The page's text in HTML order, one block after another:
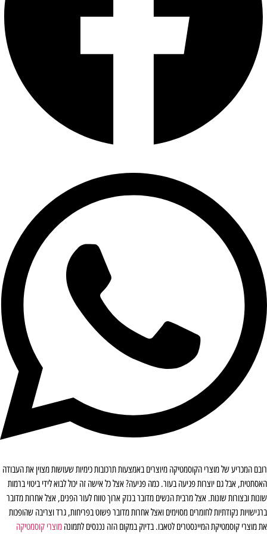
רובם המכריע של מוצרי הקוסמטיקה מיוצרים באמצעות תרכובות כימיות שעושות מצוין את העבודה
האסתטית, אבל גם יוצרות פגיעה בעור. כמה פגיעה? אצל כל אישה זה יכול לבוא לידי ביטוי ברמות
שונות ובצורות שונות. אצל מרבית הנשים מדובר בנזק ארוך טווח לעור הפנים, אצל אחרות מדובר
ברגישויות נקודתיות לחומרים מסוימים ואצל אחרות מדובר פשוט בפריחות, גרד וצריבה שהופכות
את מוצרי קוסמטיקת המיינסטרים לטאבו. בדיוק במקום הזה נכנסים לתמונה מוצרי קוסמטיקה